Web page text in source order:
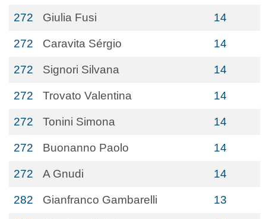
272 Giulia Fusi 14
272 Caravita Sérgio 14
272 Signori Silvana 14
272 Trovato Valentina 14
272 Tonini Simona 14
272 Buonanno Paolo 14
272 A Gnudi 14
282 Gianfranco Gambarelli 13